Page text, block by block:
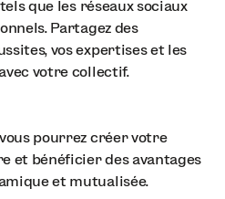
que les réseaux sociaux
Partagez des
vos expertises et les
votre collectif.
pourrez créer votre
et bénéficier des avantages
et mutualisée.